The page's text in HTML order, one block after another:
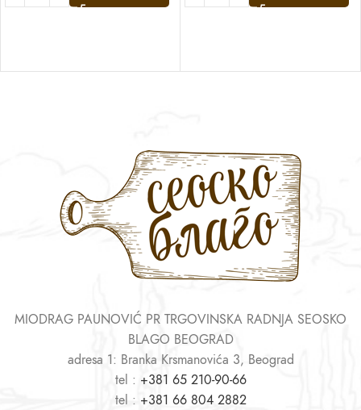
MIODRAG PAUNOVIĆ PR TRGOVINSKA RADNJA SEOSKO
BLAGO BEOGRAD
adresa 1: Branka Krsmanovića 3, Beograd
tel : +381 65 210-90-66
tel : +381 66 804 2882